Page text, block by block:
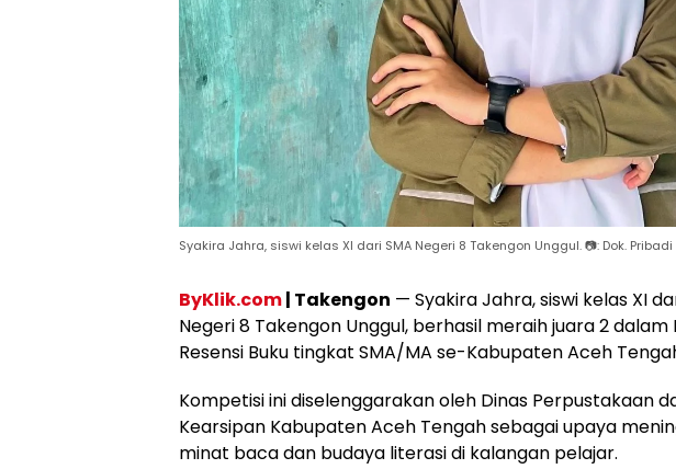
Syakira Jahra, siswi kelas XI dari SMA Negeri 8 Takengon Unggul. 📷: Dok. Pribadi
ByKlik.com| Takengon — Syakira Jahra, siswi kelas XI
Negeri 8 Takengon Unggul, berhasil meraih juara 2 dalam
Resensi Buku tingkat SMA/MA se-Kabupaten Aceh
Kompetisi ini diselenggarakan oleh Dinas Perpustakaan
Kearsipan Kabupaten Aceh Tengah sebagai upaya
minat baca dan budaya literasi di kalangan pelajar.